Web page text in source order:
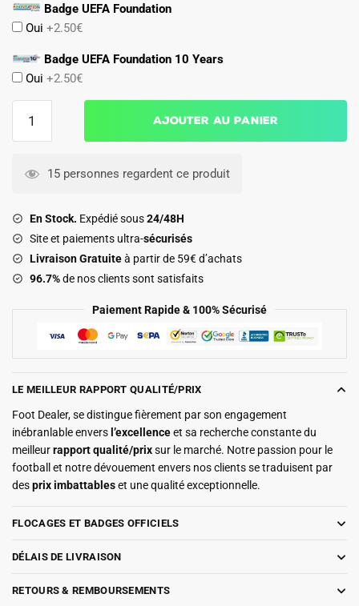
Badge UEFA Foundation
Oui +2.50€
Badge UEFA Foundation 10 Years
Oui +2.50€
Match
2025
2026
Ajouter au panier
15 personnes regardent ce produit
En Stock. Expédié sous24/48H
Site et paiements ultra-sécurisés
Livraison Gratuiteà partir de 59€ d’achats
96.7%de nos clients sont satisfaits
Paiement Rapide & 100% Sécurisé
LE MEILLEUR RAPPORT QUALITÉ/PRIX
Foot Dealer, se distingue fièrement par son engagement
inébranlable envers l’excellenceet sa recherche constante du
meilleurrapport qualité/prixsur le marché. Notre passion pour le
football et notre dévouement envers nos clients se traduisent par
desprix imbattableset une qualité exceptionnelle.
FLOCAGES ET BADGES OFFICIELS
DÉLAIS DE LIVRAISON
RETOURS & REMBOURSEMENTS